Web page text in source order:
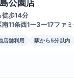
公園店
徒歩14分
11条西1ー3ー17ファ
店舗利用 駅から5分以内